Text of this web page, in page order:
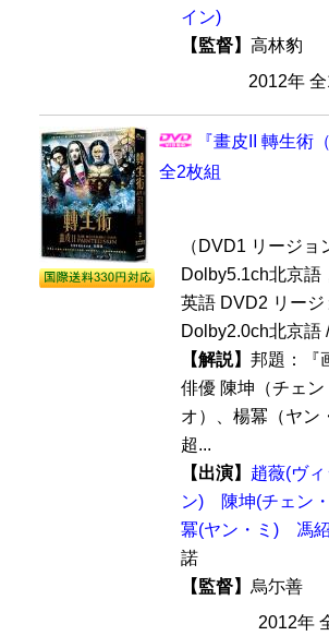
イン)
【監督】 高林豹
2012年
『畫皮II 轉生術
全2枚組
（DVD1 リージョ
Dolby5.1ch北京語
英語 DVD2 リージ
Dolby2.0ch北京語
【解説】 邦題：『
俳優 陳坤（チェ
オ）、楊冪（ヤン
超...
【出演】 趙薇(ヴ
ン)
陳坤(チェン
冪(ヤン・ミ)
馮
諾
【監督】 烏尓善
2012年